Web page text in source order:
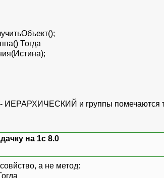
Тогда
ИЕРАРХИЧЕСКИЙ и группы помечаются
на 1с 8.0
а не метод: